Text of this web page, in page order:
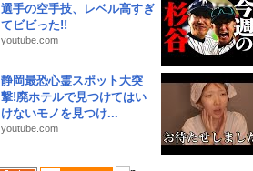
選手の空手技、レベル高すぎ
てビビった!!
youtube.com
静岡最恐心霊スポット大突
撃!廃ホテルで見つけてはい
けないモノを見つけ...
youtube.com